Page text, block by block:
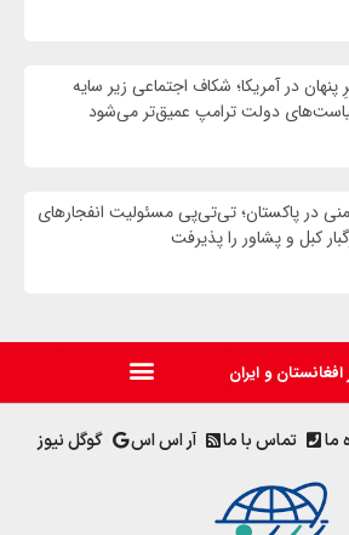
پنهان در آمریکا؛ شکاف اجتماعی زیر سایه
دولت ترامپ عمیق‌تر می‌شود
در پاکستان؛ تی‌تی‌پی مسئولیت انفجارهای
کبل و پشاور را پذیرفت
افغانستان و ایران
ما تماس با ما آر اس اس گوگل نیوز